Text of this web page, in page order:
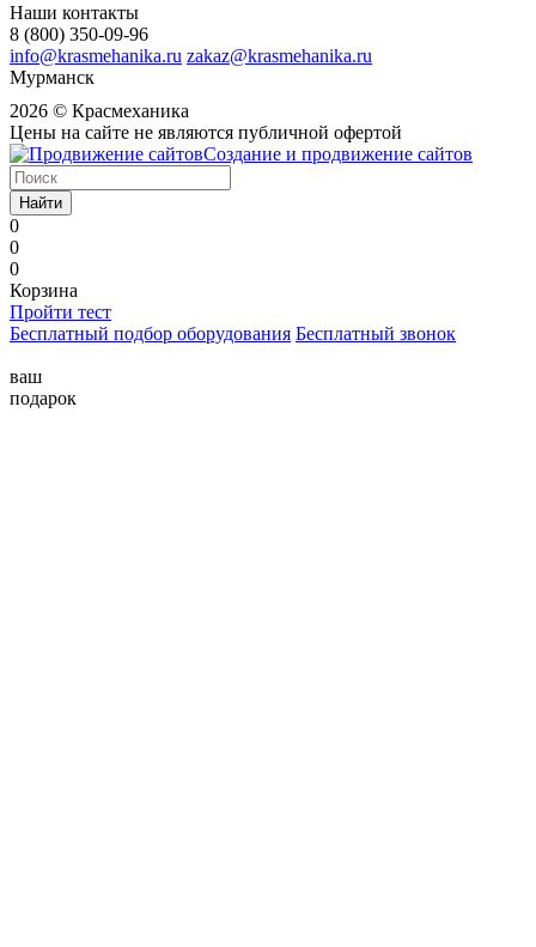
Наши контакты
8 (800) 350-09-96
info@krasmehanika.ru zakaz@krasmehanika.ru
Мурманск
2026 © Красмеханика
Цены на сайте не являются публичной офертой
Создание и продвижение сайтов
Найти
0
0
0
Корзина
Пройти тест
Бесплатный подбор оборудования Бесплатный звонок
ваш
подарок